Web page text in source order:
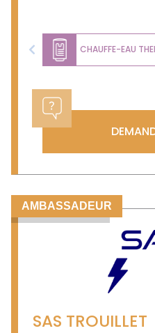
CHAUFFE-EAU
Previous
AMBASSADEUR
SAS TROUILLET